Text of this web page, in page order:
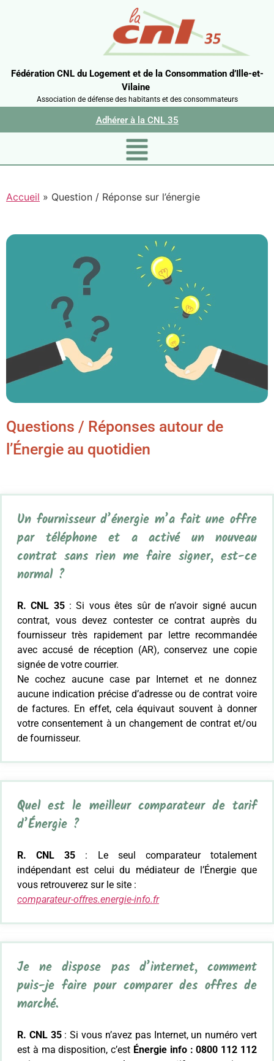
Fédération CNL du Logement et de la Consommation d’Ille-et-
Vilaine
Association de défense des habitants et des consommateurs
Adhérer à la CNL 35
Accueil » Question / Réponse sur l’énergie
Questions / Réponses autour de
l’Énergie au quotidien
Un fournisseur d’énergie m’a fait une offre
par téléphone et a activé un nouveau
contrat sans rien me faire signer, est-ce
normal ?
R. CNL 35: Si vous êtes sûr de n’avoir signé aucun
contrat, vous devez contester ce contrat auprès du
fournisseur très rapidement par lettre recommandée
avec accusé de réception (AR), conservez une copie
signée de votre courrier.
Ne cochez aucune case par Internet et ne donnez
aucune indication précise d’adresse ou de contrat voire
de factures. En effet, cela équivaut souvent à donner
votre consentement à un changement de contrat et/ou
de fournisseur.
Quel est le meilleur comparateur de tarif
d’Énergie ?
R. CNL 35 : Le seul comparateur totalement
indépendant est celui du médiateur de l’Énergie que
vous retrouverez sur le site :
comparateur-offres.energie-info.fr
Je ne dispose pas d’internet, comment
puis-je faire pour comparer des offres de
marché.
R. CNL 35: Si vous n’avez pas Internet, un numéro vert
est à ma disposition, c’est Énergie info : 0800 112 112